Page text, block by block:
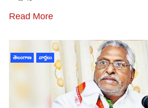
Read More
తెలంగాణ వార్తలు